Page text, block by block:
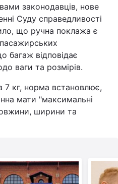
законодавців, нове
Суду справедливості
що ручна поклажа є
багаж відповідає
ваги та розмірів.
7 кг, норма встановлює,
мати "максимальні
ширини та